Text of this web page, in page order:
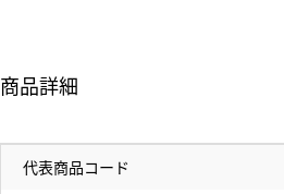
商品詳細
代表商品コード